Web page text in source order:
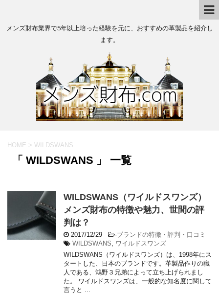
メンズ財布業界で5年以上培った経験を元に、おすすめの革製品を紹介し
ます。
HOME > WILDSWANS
「 WILDSWANS 」 一覧
WILDSWANS（ワイルドスワンズ）
メンズ財布の特徴や魅力、世間の評
判は？
2017/12/29 -ブランドの特徴・評判・口コミ
WILDSWANS, ワイルドスワンズ
WILDSWANS（ワイルドスワンズ）は、1998年にス
タートした、日本のブランドです。革製品作りの職
人である、鴻野３兄弟によって立ち上げられまし
た。 ワイルドスワンズは、一般的な知名度に関して
言うと ...